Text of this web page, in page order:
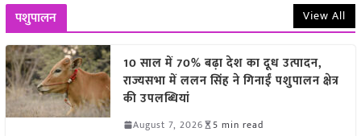
पशुपालन View All
10 साल में 70% बढ़ा देश का दूध उत्पादन,
राज्यसभा में ललन सिंह ने गिनाईं पशुपालन क्षेत्र
की उपलब्धियां
August 7, 2026 5 min read